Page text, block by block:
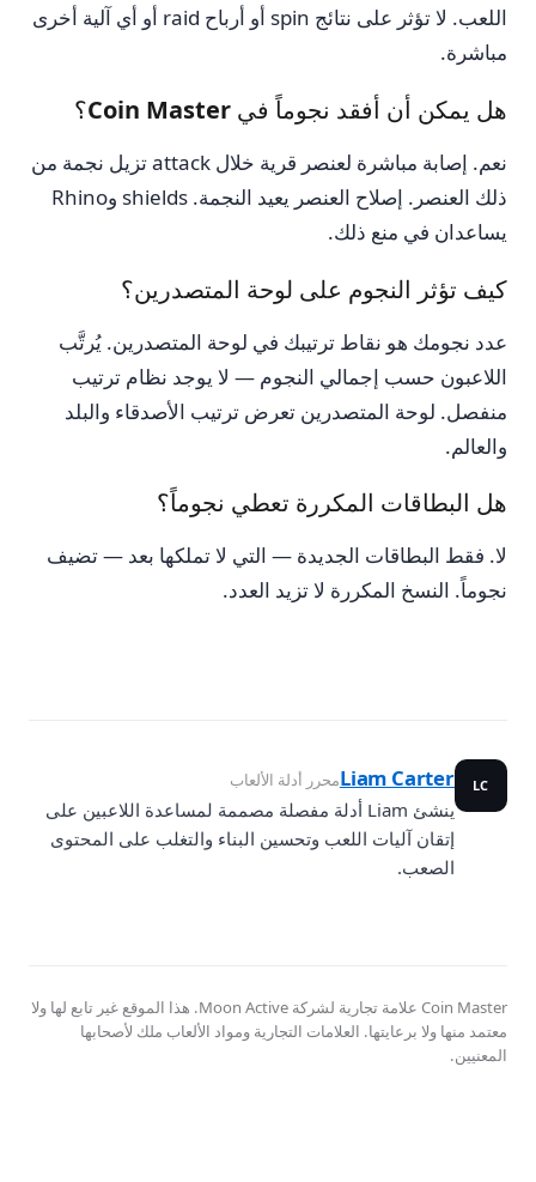
اللعب. لا تؤثر على نتائج spin أو أرباح raid أو أي آلية أخرى
مباشرة.
هل يمكن أن أفقد نجوماً في Coin Master؟
نعم. إصابة مباشرة لعنصر قرية خلال attack تزيل نجمة من
ذلك العنصر. إصلاح العنصر يعيد النجمة. shields وRhino
يساعدان في منع ذلك.
كيف تؤثر النجوم على لوحة المتصدرين؟
عدد نجومك هو نقاط ترتيبك في لوحة المتصدرين. يُرتَّب
اللاعبون حسب إجمالي النجوم — لا يوجد نظام ترتيب
منفصل. لوحة المتصدرين تعرض ترتيب الأصدقاء والبلد
والعالم.
هل البطاقات المكررة تعطي نجوماً؟
لا. فقط البطاقات الجديدة — التي لا تملكها بعد — تضيف
نجوماً. النسخ المكررة لا تزيد العدد.
LC
Liam Carterمحرر أدلة الألعاب
ينشئ Liam أدلة مفصلة مصممة لمساعدة اللاعبين على
إتقان آليات اللعب وتحسين البناء والتغلب على المحتوى
الصعب.
Coin Master علامة تجارية لشركة Moon Active. هذا الموقع غير تابع لها ولا
معتمد منها ولا برعايتها. العلامات التجارية ومواد الألعاب ملك لأصحابها
المعنيين.